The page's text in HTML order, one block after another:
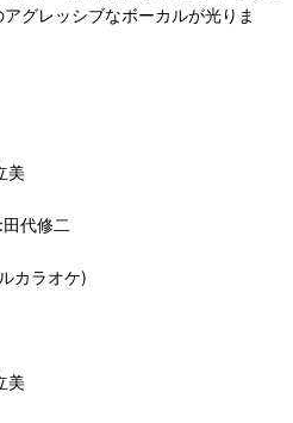
グレッシブなボーカルが光りま
美
代修二
カラオケ)
美